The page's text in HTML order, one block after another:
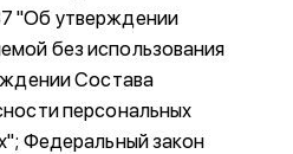
"Об утверждении
без использования
Состава
персональных
Федеральный закон